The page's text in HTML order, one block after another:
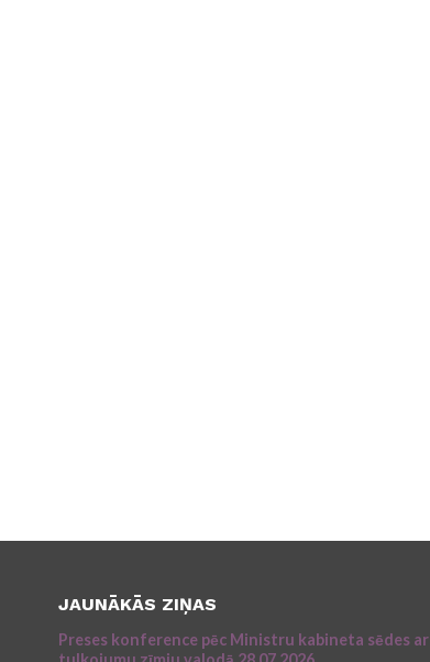
JAUNĀKĀS ZIŅAS
Preses konference pēc Ministru kabineta sēdes ar